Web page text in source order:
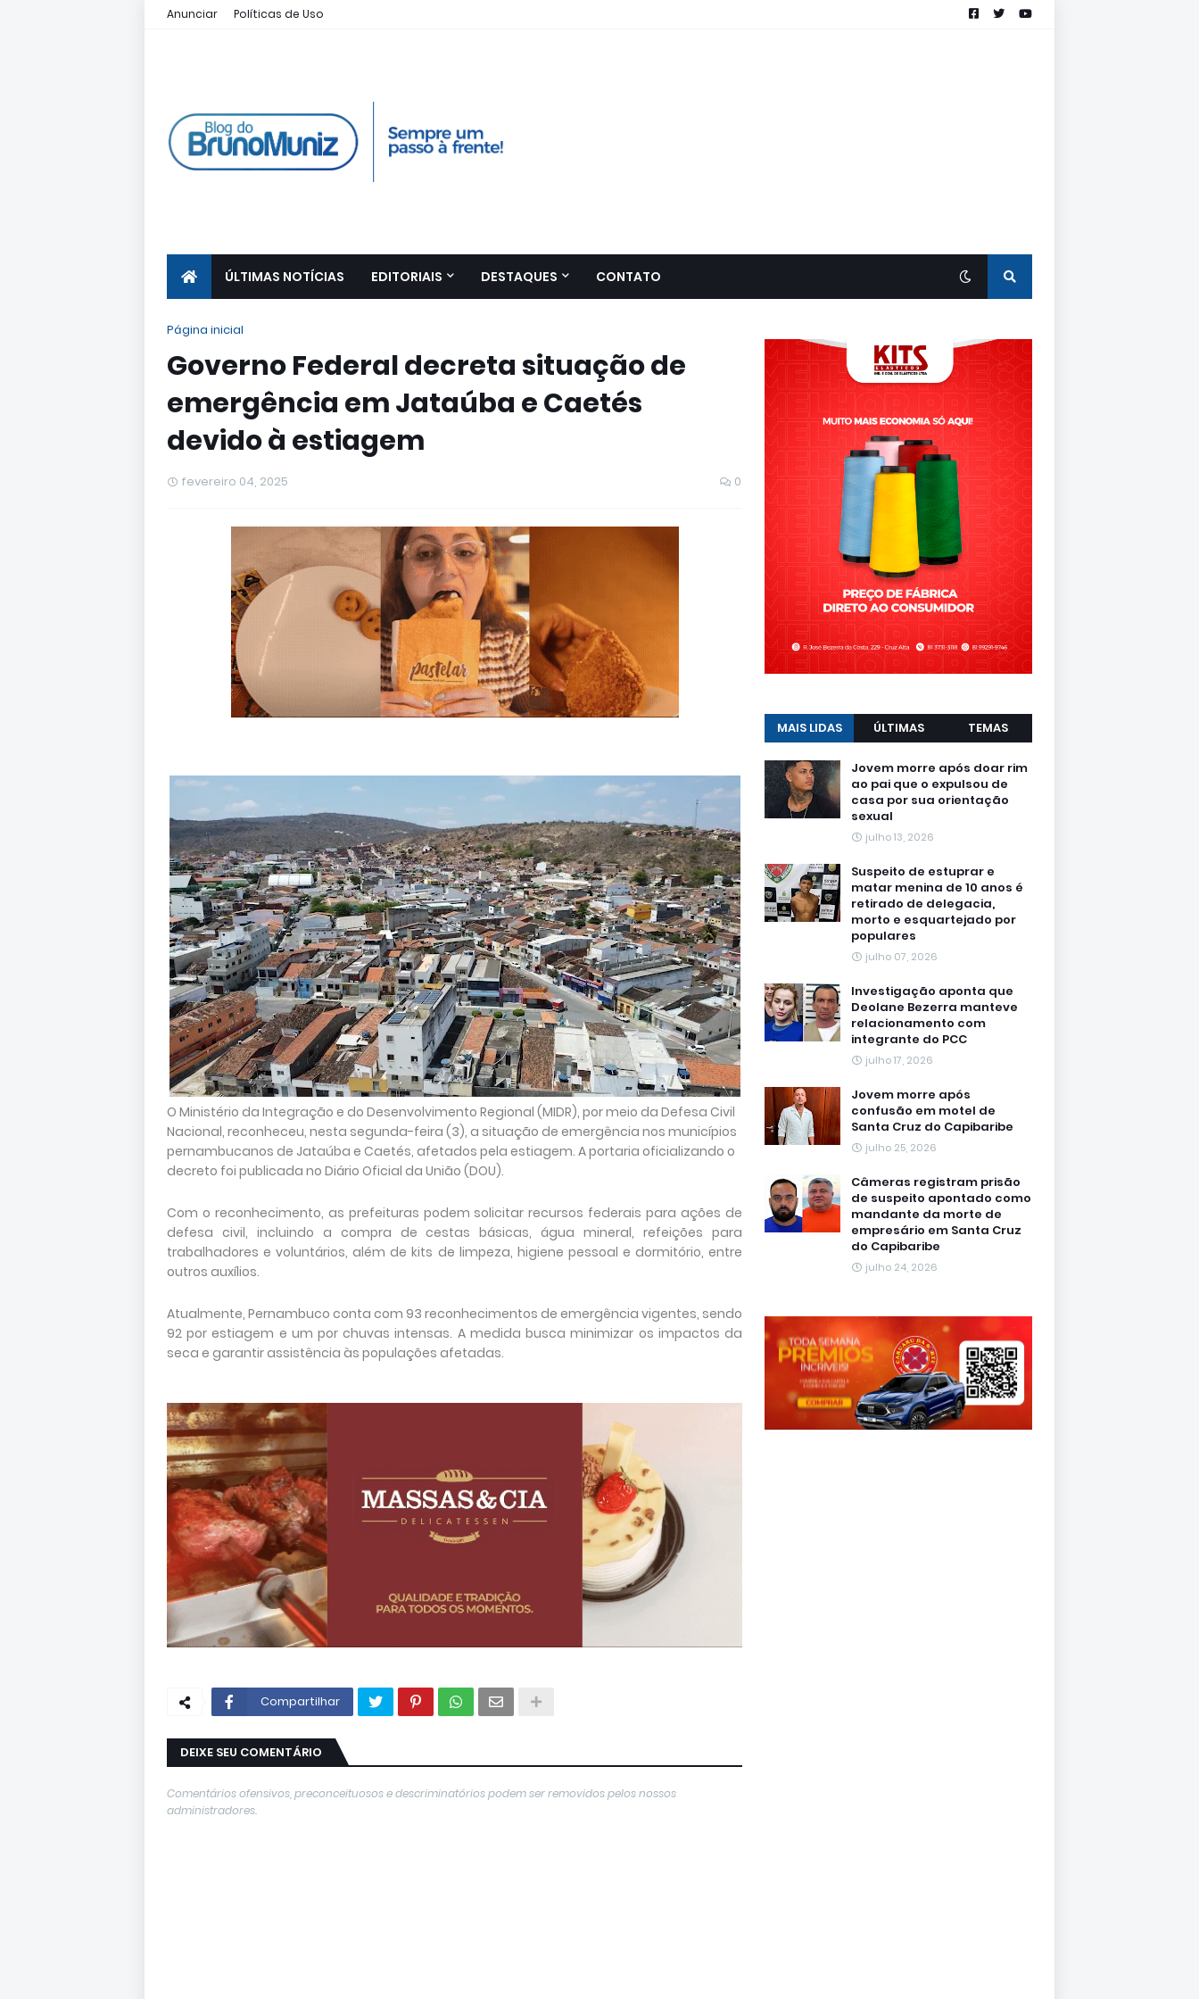
Anunciar Políticas de Uso
ÚLTIMAS NOTÍCIAS EDITORIAIS DESTAQUES CONTATO
Página inicial
Governo Federal decreta situação de
emergência em Jataúba e Caetés
devido à estiagem
fevereiro 04, 2025 0
O Ministério da Integração e do Desenvolvimento Regional (MIDR), por meio da Defesa Civil
Nacional, reconheceu, nesta segunda-feira (3), a situação de emergência nos municípios
pernambucanos de Jataúba e Caetés, afetados pela estiagem. A portaria oficializando o
decreto foi publicada no Diário Oficial da União (DOU).
Com o reconhecimento, as prefeituras podem solicitar recursos federais para ações de
defesa civil, incluindo a compra de cestas básicas, água mineral, refeições para
trabalhadores e voluntários, além de kits de limpeza, higiene pessoal e dormitório, entre
outros auxílios.
Atualmente, Pernambuco conta com 93 reconhecimentos de emergência vigentes, sendo
92 por estiagem e um por chuvas intensas. A medida busca minimizar os impactos da
seca e garantir assistência às populações afetadas.
Compartilhar
DEIXE SEU COMENTÁRIO
Comentários ofensivos, preconceituosos e descriminatórios podem ser removidos pelos nossos
administradores.
MAIS LIDAS ÚLTIMAS TEMAS
Jovem morre após doar rim
ao pai que o expulsou de
casa por sua orientação
sexual
julho 13, 2026
Suspeito de estuprar e
matar menina de 10 anos é
retirado de delegacia,
morto e esquartejado por
populares
julho 07, 2026
Investigação aponta que
Deolane Bezerra manteve
relacionamento com
integrante do PCC
julho 17, 2026
Jovem morre após
confusão em motel de
Santa Cruz do Capibaribe
julho 25, 2026
Câmeras registram prisão
de suspeito apontado como
mandante da morte de
empresário em Santa Cruz
do Capibaribe
julho 24, 2026